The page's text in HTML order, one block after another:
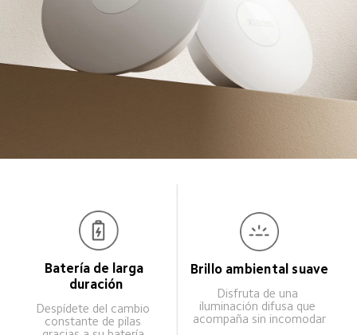
Batería de larga
duración
Despídete del cambio
constante de pilas
Brillo ambiental suave
Disfruta de una
iluminación difusa que
acompaña sin incomodar